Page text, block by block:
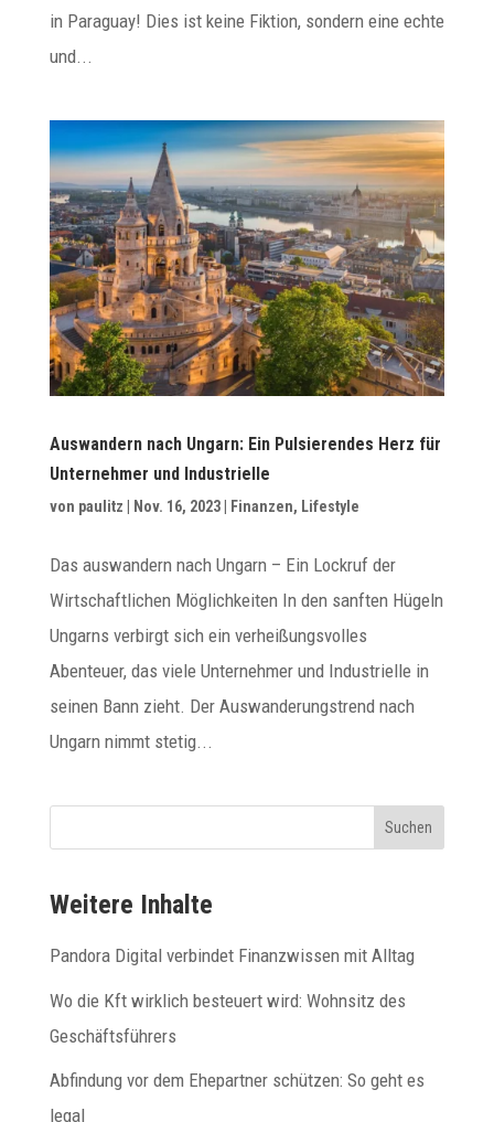
in Paraguay! Dies ist keine Fiktion, sondern eine echte
und...
Auswandern nach Ungarn: Ein Pulsierendes Herz für
Unternehmer und Industrielle
von paulitz Nov. 16, 2023| Finanzen, Lifestyle
Das auswandern nach Ungarn – Ein Lockruf der
Wirtschaftlichen Möglichkeiten In den sanften Hügeln
Ungarns verbirgt sich ein verheißungsvolles
Abenteuer, das viele Unternehmer und Industrielle in
seinen Bann zieht. Der Auswanderungstrend nach
Ungarn nimmt stetig...
Suchen
Weitere Inhalte
Pandora Digital verbindet Finanzwissen mit Alltag
Wo die Kft wirklich besteuert wird: Wohnsitz des
Geschäftsführers
Abfindung vor dem Ehepartner schützen: So geht es
legal